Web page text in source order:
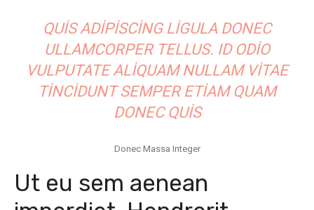
QUIS ADIPISCING LIGULA DONEC
ULLAMCORPER TELLUS. ID ODIO
VULPUTATE ALIQUAM NULLAM VITAE
TINCIDUNT SEMPER ETIAM QUAM
DONEC QUIS
Donec Massa Integer
Ut eu sem aenean